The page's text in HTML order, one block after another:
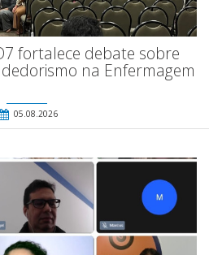
fortalece debate sobre
na Enfermagem
05.08.2026